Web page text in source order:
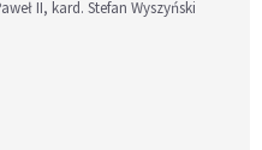
II, kard. Stefan Wyszyński